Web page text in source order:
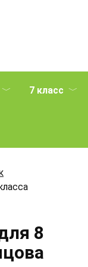
7 класс
8